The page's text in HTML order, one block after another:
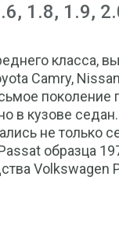
1.8, 1.9,
класса,
Camry,
в кузове
не только
образца